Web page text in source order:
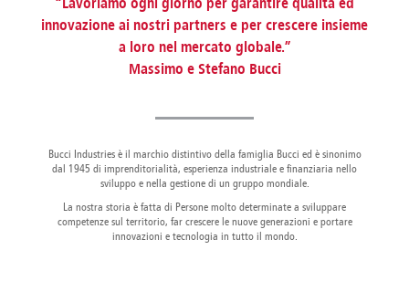
Canada
Chile
Giordania
Greece
Guadeloupe
Guatemala
Luxembourg
Macedonia
Malaysia
Malta
Portugal
Puerto
Rico
Qatar
Sweden
Switzerland
Taiwan
Venezuela
Vietnam
innovazione ai nostri partners e per crescere insieme
a loro nel mercato globale.”
Massimo e Stefano Bucci
Bucci Industries è il marchio distintivo della famiglia Bucci ed è sinonimo
dal 1945 di imprenditorialità, esperienza industriale e finanziaria nello
sviluppo e nella gestione di un gruppo mondiale.
La nostra storia è fatta di Persone molto determinate a sviluppare
competenze sul territorio, far crescere le nuove generazioni e portare
innovazioni e tecnologia in tutto il mondo.